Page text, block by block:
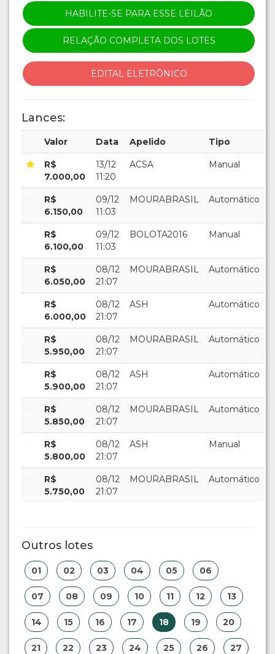
HABILITE-SE PARA ESSE LEILÃO
RELAÇÃO COMPLETA DOS LOTES
EDITAL ELETRÔNICO
Lances:
Valor Data Apelido Tipo
R$
7.000,00
13/12
11:20
ACSA Manual
R$
6.150,00
09/12
11:03
MOURABRASIL Automático
R$
6.100,00
09/12
11:03
BOLOTA2016 Manual
R$
6.050,00
08/12
21:07
MOURABRASIL Automático
R$
6.000,00
08/12
21:07
ASH Automático
R$
5.950,00
08/12
21:07
MOURABRASIL Automático
R$
5.900,00
08/12
21:07
ASH Automático
R$
5.850,00
08/12
21:07
MOURABRASIL Automático
R$
5.800,00
08/12
21:07
ASH Manual
R$
5.750,00
08/12
21:07
MOURABRASIL Automático
Outros lotes
01 02 03 04 05 06
07 08 09 10 11 12 13
14 15 16 17 18 19 20
21 22 23 24 25 26 27